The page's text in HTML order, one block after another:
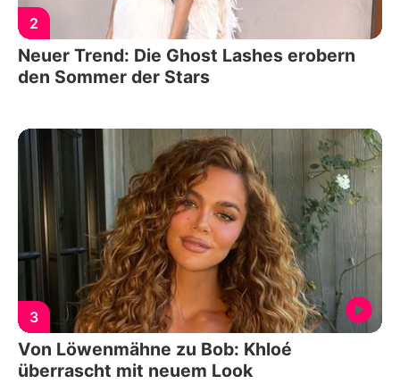
2
Neuer Trend: Die Ghost Lashes erobern
den Sommer der Stars
3
Von Löwenmähne zu Bob: Khloé
überrascht mit neuem Look